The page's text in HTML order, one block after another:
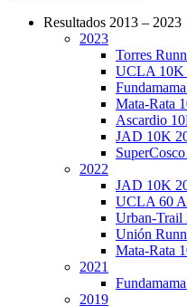
CarreraPro –
Resultados 2013 – 2023
2023
Torres
UCLA 10K
Mata-Rata
Ascardio
JAD 10K
2022
JAD 10K
UCLA 60
Urban-Trail
Unión
Mata-Rata
2021
2019